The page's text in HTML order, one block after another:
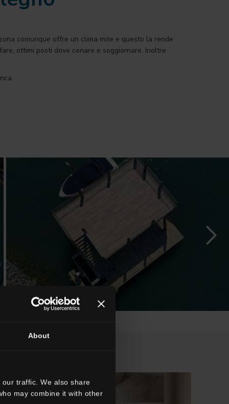
About
traffic. We also share
may combine it with other
comunque offre un clima mite e questo la rende
ottimi posti dove cenare e soggiornare. Inoltre